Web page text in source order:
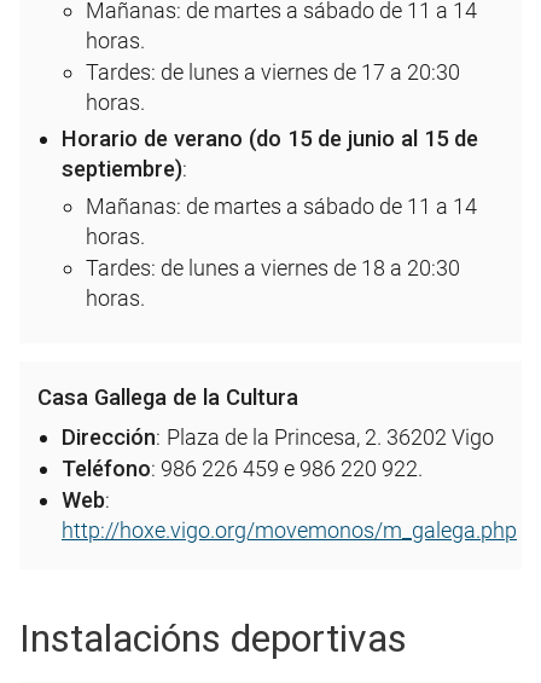
Mañanas: de martes a sábado de 11 a 14
horas.
Tardes: de lunes a viernes de 17 a 20:30
horas.
Horario de verano (do 15 de junio al 15 de
septiembre):
Mañanas: de martes a sábado de 11 a 14
horas.
Tardes: de lunes a viernes de 18 a 20:30
horas.
Casa Gallega de la Cultura
Dirección: Plaza de la Princesa, 2. 36202 Vigo
Teléfono: 986 226 459 e 986 220 922.
Web:
http://hoxe.vigo.org/movemonos/m_galega.php
Instalacións deportivas